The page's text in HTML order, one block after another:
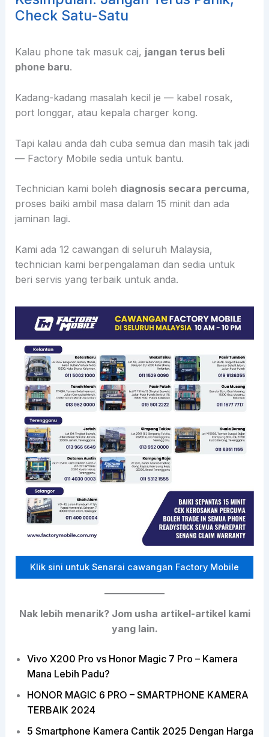
Check Satu-Satu
Kalau phone tak masuk caj, jangan terus beli
phone baru.
Kadang-kadang masalah kecil je — kabel rosak,
port longgar, atau kepala charger kong.
Tapi kalau anda dah cuba semua dan masih tak jadi
— Factory Mobile sedia untuk bantu.
Technician kami boleh diagnosis secara percuma,
proses baiki ambil masa dalam 15 minit dan ada
jaminan lagi.
Kami ada 12 cawangan di seluruh Malaysia,
technician kami berpengalaman dan sedia untuk
beri servis yang terbaik untuk anda.
Klik sini untuk Senarai cawangan Factory Mobile
Nak lebih menarik? Jom usha artikel-artikel kami
yang lain.
Vivo X200 Pro vs Honor Magic 7 Pro – Kamera
Mana Lebih Padu?
HONOR MAGIC 6 PRO – SMARTPHONE KAMERA
TERBAIK 2024
5 Smartphone Kamera Cantik 2025 Dengan Harga